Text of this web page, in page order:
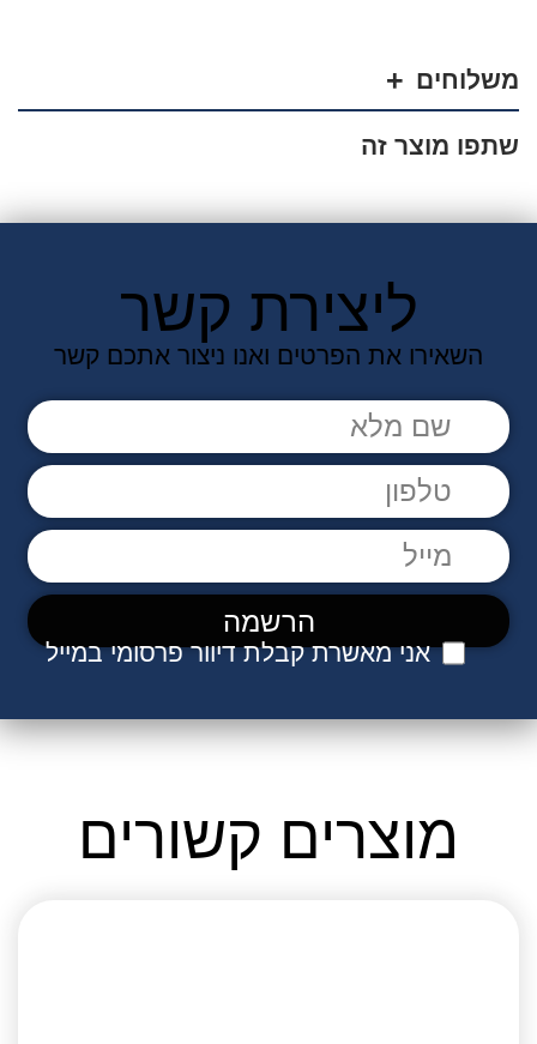
משלוחים
שתפו מוצר זה
ליצירת קשר
השאירו את הפרטים ואנו ניצור אתכם קשר
אני מאשרת קבלת דיוור פרסומי במייל
מוצרים קשורים